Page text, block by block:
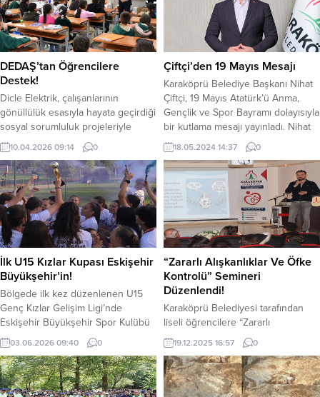
DEDAŞ’tan Öğrencilere
Destek!
Dicle Elektrik, çalışanlarının
gönüllülük esasıyla hayata geçirdiği
sosyal sorumluluk projeleriyle
ihtiyaç sahibi öğrencilerin yanında
olmaya devam ediyor. Dicle
Gönüllüleri tarafından başlatılan
kampanya kapsamında binlerce
ayakkabı ve giysi temin edilerek
bölge genelindeki öğrencilere
ulaştırıldı. Kayıpsız, kesintisiz ve
kaliteli enerji dağıtımı hedefiyle
çalışmalarını sürdüren Dicle
Elektrik, insan ve toplum odaklı
sosyal sorumluluk...
10.04.2026 09:14 0
Çiftçi’den 19 Mayıs Mesajı
Karaköprü Belediye Başkanı Nihat
Çiftçi, 19 Mayıs Atatürk’ü Anma,
Gençlik ve Spor Bayramı dolayısıyla
bir kutlama mesajı yayınladı. Nihat
Çiftçi mesajında Gazi Mustafa
Kemal Atatürk’ün 19 Mayıs 1919
tarihinde Samsun’a çıkışının
Türkiye Cumhuriyeti’nin
kuruluşunun meşalesini yaktığını
belirterek o günden bugüne bu
meşaleyi en üstlere taşımanın
gayretinde olunduğunu dile getirdi.
Çiftçi...
18.05.2024 14:37 0
İlk U15 Kızlar Kupası Eskişehir
Büyükşehir’in!
Bölgede ilk kez düzenlenen U15
Genç Kızlar Gelişim Ligi’nde
Eskişehir Büyükşehir Spor Kulübü
şampiyon oldu. Yedi takımın
mücadele ettiği organizasyonda
mavi-beyazlı ekip, ligin ilk
şampiyonu olarak adını tarihe
yazdırdı. U15 Genç Kızlar Gelişim
03.06.2026 09:40 0
“Zararlı Alışkanlıklar Ve Öfke
Kontrolü” Semineri
Düzenlendi!
Karaköprü Belediyesi tarafından
liseli öğrencilere “Zararlı
Alışkanlıklar ve Öfke Kontrolü”
konulu seminer verildi. İlki
gerçekleştirilen seminerin, ilçe
genelindeki birçok lisede devam
etmesi planlanıyor. Karaköprü
19.12.2025 16:57 0